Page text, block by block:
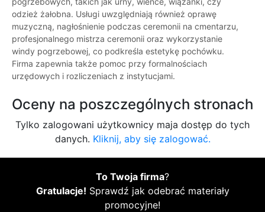
odzież żałobna. Usługi uwzględniają również oprawę
muzyczną, nagłośnienie podczas ceremonii na cmentarzu,
profesjonalnego mistrza ceremonii oraz wykorzystanie
windy pogrzebowej, co podkreśla estetykę pochówku.
Firma zapewnia także pomoc przy formalnościach
urzędowych i rozliczeniach z instytucjami.
Oceny na poszczególnych stronach
Tylko zalogowani użytkownicy maja dostęp do tych
danych. Kliknij, aby się zalogować.
To Twoja firma?
Gratulacje! Sprawdź jak odebrać materiały
promocyjne!